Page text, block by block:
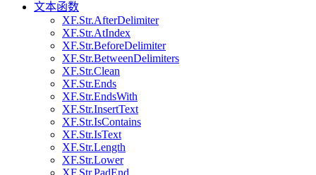
文本函数
XF.Str.AfterDelimiter
XF.Str.AtIndex
XF.Str.BeforeDelimiter
XF.Str.BetweenDelimiters
XF.Str.Clean
XF.Str.Ends
XF.Str.EndsWith
XF.Str.InsertText
XF.Str.IsContains
XF.Str.IsText
XF.Str.Length
XF.Str.Lower